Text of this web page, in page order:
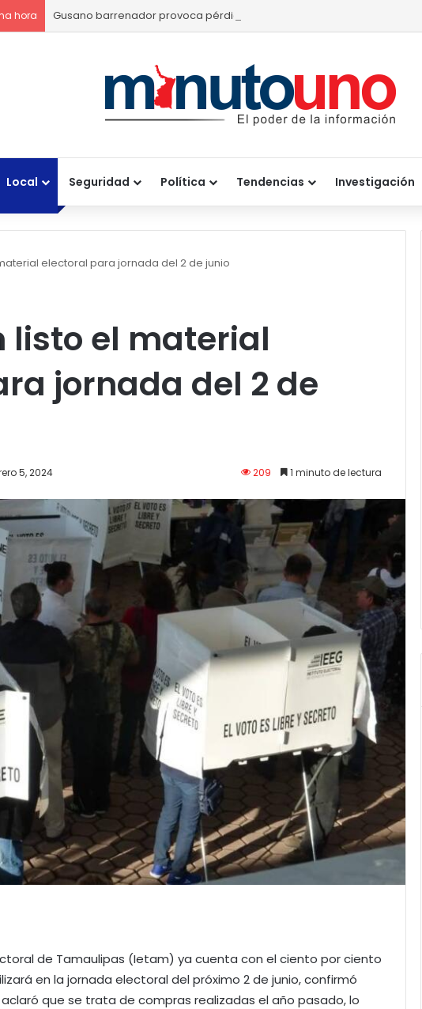
hora Gusano barrenador provoca pérdidas de hasta 4 mil pesos por becerro
Local Seguridad Política Tendencias Investigación
electoral para jornada del 2 de junio
listo el material
jornada del 2 de
5, 2024 209 1 minuto de lectura
de Tamaulipas (Ietam) ya cuenta con el ciento por ciento
en la jornada electoral del próximo 2 de junio, confirmó
que se trata de compras realizadas el año pasado, lo